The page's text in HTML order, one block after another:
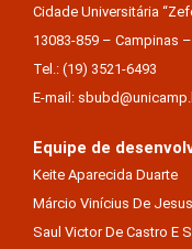
Cidade Universitária
13083-859 – Campinas
Tel.: (19) 3521-6493
E-mail:
Equipe de
Keite Aparecida Duarte
Márcio Vinícius De
Saul Victor De Castro E